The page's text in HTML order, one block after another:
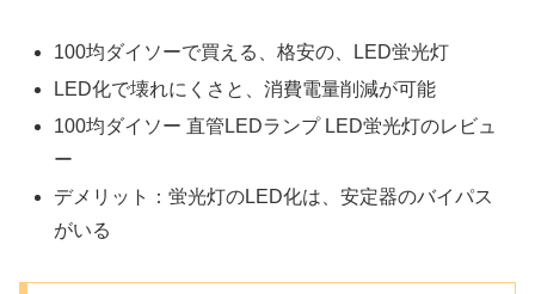
100均ダイソーで買える、格安の、LED蛍光灯
LED化で壊れにくさと、消費電量削減が可能
100均ダイソー 直管LEDランプ LED蛍光灯のレビュ
ー
デメリット：蛍光灯のLED化は、安定器のバイパス
がいる